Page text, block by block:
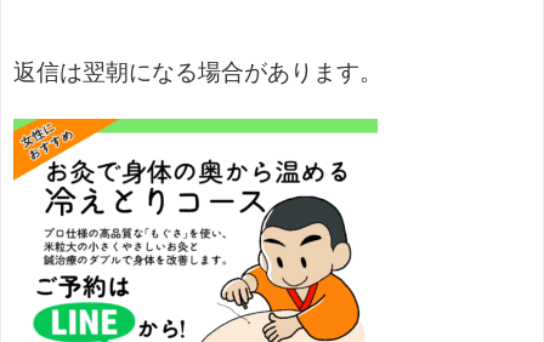
返信は翌朝になる場合があります。